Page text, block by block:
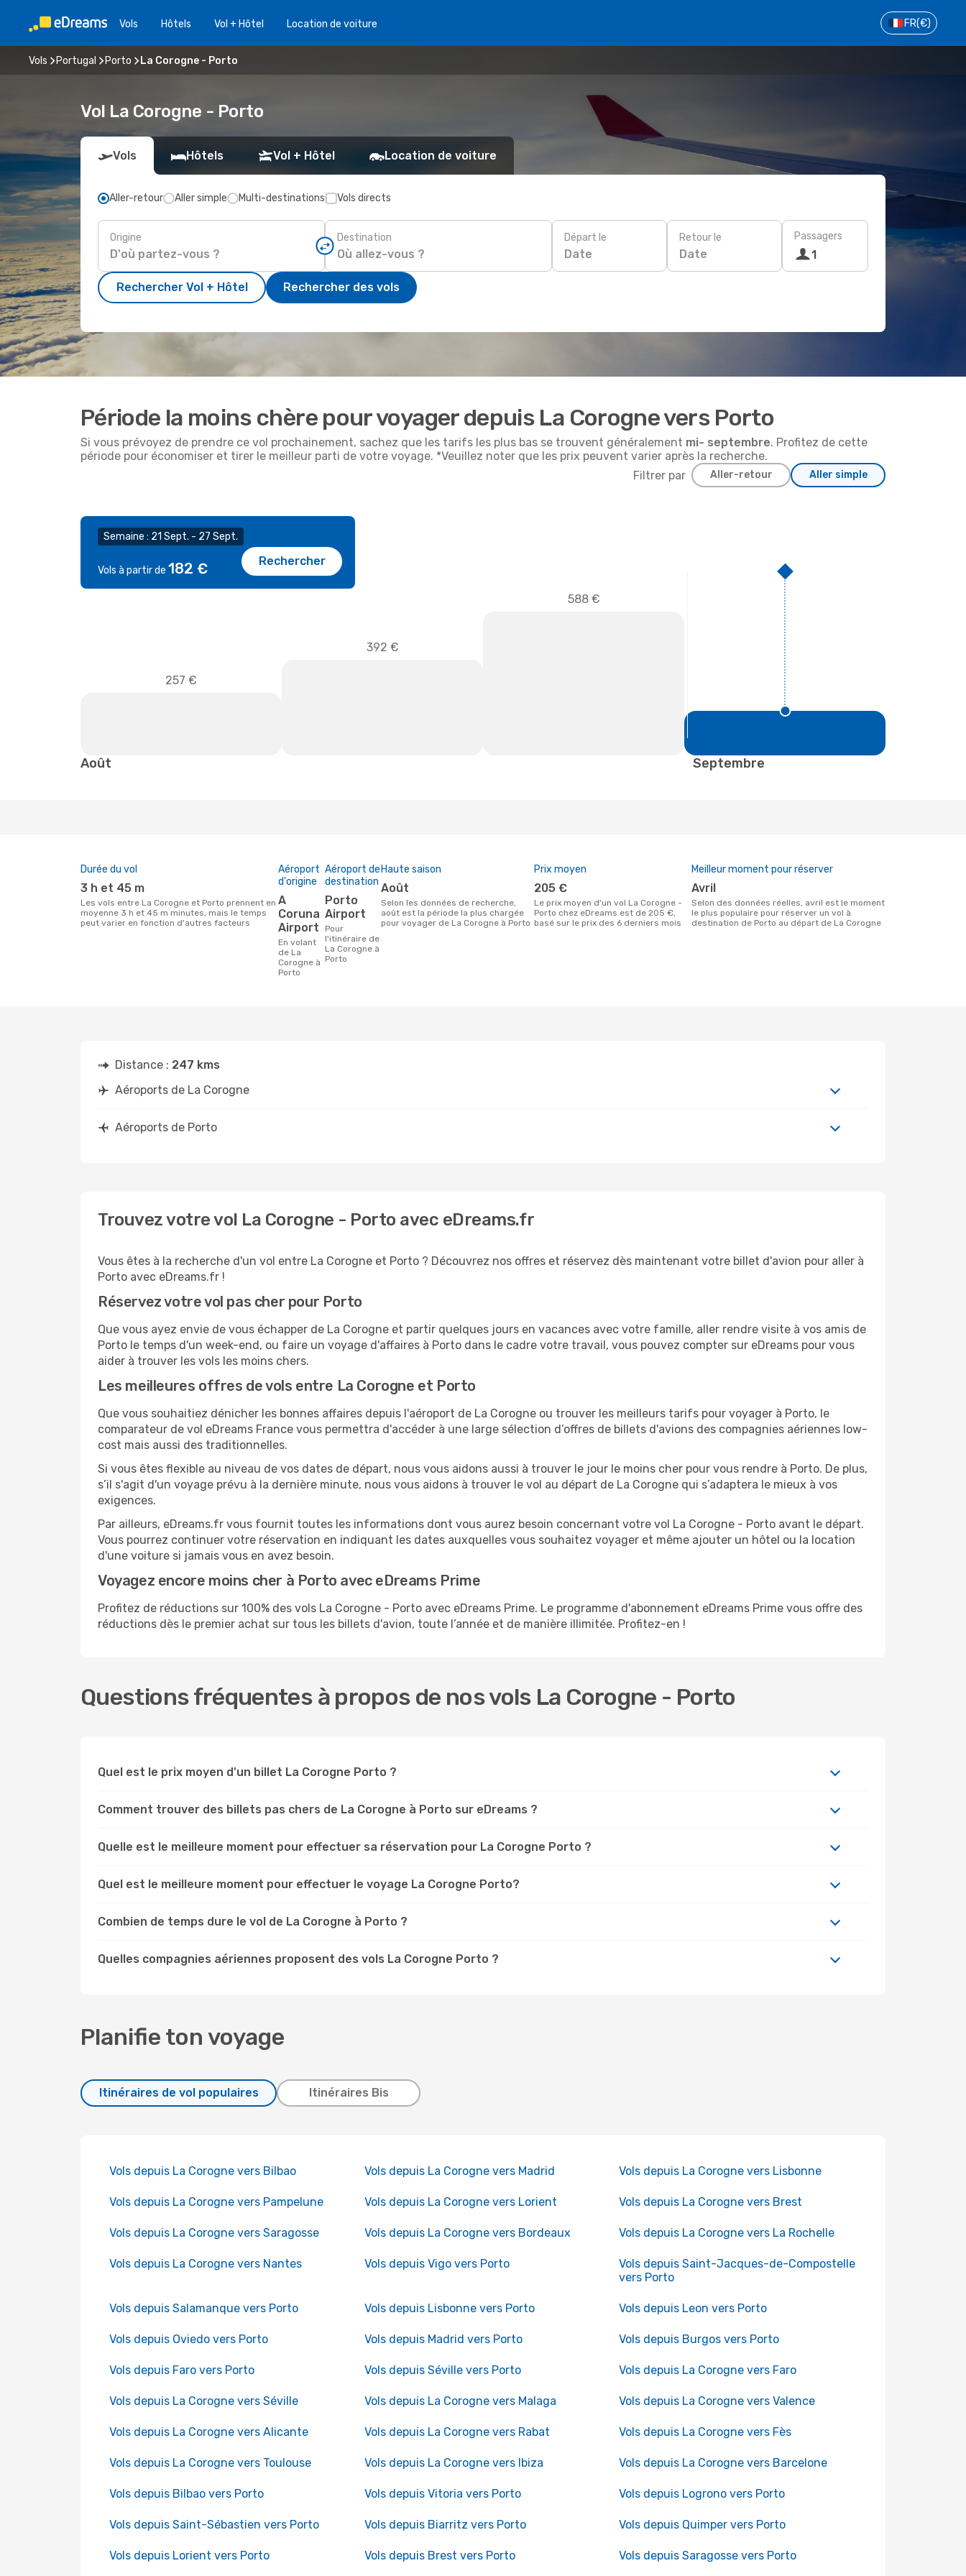
Vols Hôtels Vol + Hôtel Location de voiture FR(€)
Vols Portugal Porto La Corogne - Porto
Vol La Corogne - Porto
Vols Hôtels Vol + Hôtel Location de voiture
Aller-retour Aller simple Multi-destinations Vols directs
Origine Destination Départ le
Date
Retour le
Date
Passagers
1
Rechercher Vol + Hôtel Rechercher des vols
Période la moins chère pour voyager depuis La Corogne vers Porto
Si vous prévoyez de prendre ce vol prochainement, sachez que les tarifs les plus bas se trouvent généralement mi- septembre. Profitez de cette
période pour économiser et tirer le meilleur parti de votre voyage. *Veuillez noter que les prix peuvent varier après la recherche.
Filtrer par
Aller-retour Aller simple
Semaine : 21 Sept. - 27 Sept.
Vols à partir de 182 € Rechercher
257 €
392 €
588 €
Août Septembre
Durée du vol
3 h et 45 m
Les vols entre La Corogne et Porto prennent en
moyenne 3 h et 45 m minutes, mais le temps
peut varier en fonction d'autres facteurs
Aéroport
d'origine
A
Coruna
Airport
En volant
de La
Corogne à
Porto
Aéroport de
destination
Porto
Airport
Pour
l'itinéraire de
La Corogne à
Porto
Haute saison
août
Selon les données de recherche,
août est la période la plus chargée
pour voyager de La Corogne à Porto
Prix moyen
205 €
Le prix moyen d'un vol La Corogne -
Porto chez eDreams est de 205 €,
basé sur le prix des 6 derniers mois
Meilleur moment pour réserver
avril
Selon des données réelles, avril est le moment
le plus populaire pour réserver un vol à
destination de Porto au départ de La Corogne
Distance : 247 kms
Aéroports de La Corogne
Aéroports de Porto
Trouvez votre vol La Corogne - Porto avec eDreams.fr
Vous êtes à la recherche d'un vol entre La Corogne et Porto ? Découvrez nos offres et réservez dès maintenant votre billet d'avion pour aller à
Porto avec eDreams.fr !
Réservez votre vol pas cher pour Porto
Que vous ayez envie de vous échapper de La Corogne et partir quelques jours en vacances avec votre famille, aller rendre visite à vos amis de
Porto le temps d'un week-end, ou faire un voyage d'affaires à Porto dans le cadre votre travail, vous pouvez compter sur eDreams pour vous
aider à trouver les vols les moins chers.
Les meilleures offres de vols entre La Corogne et Porto
Que vous souhaitiez dénicher les bonnes affaires depuis l'aéroport de La Corogne ou trouver les meilleurs tarifs pour voyager à Porto, le
comparateur de vol eDreams France vous permettra d'accéder à une large sélection d’offres de billets d'avions des compagnies aériennes low-
cost mais aussi des traditionnelles.
Si vous êtes flexible au niveau de vos dates de départ, nous vous aidons aussi à trouver le jour le moins cher pour vous rendre à Porto. De plus,
s’il s'agit d'un voyage prévu à la dernière minute, nous vous aidons à trouver le vol au départ de La Corogne qui s’adaptera le mieux à vos
exigences.
Par ailleurs, eDreams.fr vous fournit toutes les informations dont vous aurez besoin concernant votre vol La Corogne - Porto avant le départ.
Vous pourrez continuer votre réservation en indiquant les dates auxquelles vous souhaitez voyager et même ajouter un hôtel ou la location
d'une voiture si jamais vous en avez besoin.
Voyagez encore moins cher à Porto avec eDreams Prime
Profitez de réductions sur 100% des vols La Corogne - Porto avec eDreams Prime. Le programme d'abonnement eDreams Prime vous offre des
réductions dès le premier achat sur tous les billets d'avion, toute l’année et de manière illimitée. Profitez-en !
Questions fréquentes à propos de nos vols La Corogne - Porto
Quel est le prix moyen d'un billet La Corogne Porto ?
Comment trouver des billets pas chers de La Corogne à Porto sur eDreams ?
Quelle est le meilleure moment pour effectuer sa réservation pour La Corogne Porto ?
Quel est le meilleure moment pour effectuer le voyage La Corogne Porto?
Combien de temps dure le vol de La Corogne à Porto ?
Quelles compagnies aériennes proposent des vols La Corogne Porto ?
Planifie ton voyage
Itinéraires de vol populaires Itinéraires Bis
Vols depuis La Corogne vers Bilbao Vols depuis La Corogne vers Madrid Vols depuis La Corogne vers Lisbonne
Vols depuis La Corogne vers Pampelune Vols depuis La Corogne vers Lorient Vols depuis La Corogne vers Brest
Vols depuis La Corogne vers Saragosse Vols depuis La Corogne vers Bordeaux Vols depuis La Corogne vers La Rochelle
Vols depuis La Corogne vers Nantes Vols depuis Vigo vers Porto
Vols depuis Saint-Jacques-de-Compostelle
vers Porto
Vols depuis Salamanque vers Porto Vols depuis Lisbonne vers Porto Vols depuis Leon vers Porto
Vols depuis Oviedo vers Porto Vols depuis Madrid vers Porto Vols depuis Burgos vers Porto
Vols depuis Faro vers Porto Vols depuis Séville vers Porto Vols depuis La Corogne vers Faro
Vols depuis La Corogne vers Séville Vols depuis La Corogne vers Malaga Vols depuis La Corogne vers Valence
Vols depuis La Corogne vers Alicante Vols depuis La Corogne vers Rabat Vols depuis La Corogne vers Fès
Vols depuis La Corogne vers Toulouse Vols depuis La Corogne vers Ibiza Vols depuis La Corogne vers Barcelone
Vols depuis Bilbao vers Porto Vols depuis Vitoria vers Porto Vols depuis Logrono vers Porto
Vols depuis Saint-Sébastien vers Porto Vols depuis Biarritz vers Porto Vols depuis Quimper vers Porto
Vols depuis Lorient vers Porto Vols depuis Brest vers Porto Vols depuis Saragosse vers Porto